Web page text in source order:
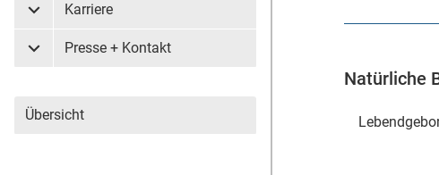
Untermenü Karriere
Karriere
Untermenü Presse + Kontakt
Presse + Kontakt
Übersicht
Natürliche